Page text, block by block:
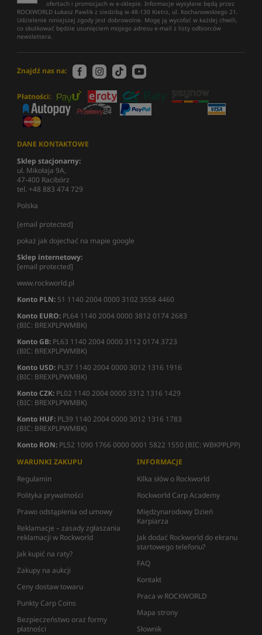
ofertach i promocjach w e-sklepie. Informacje wysyłane będą przez
ROCKWORLD Łukasz Pawlik z siedzibą w 48-130 Kietrz, ul. Kochanowskiego 21.
Udzielenie niniejszej zgody jest dobrowolne. Mogę ją wycofać w każdej chwili,
co skutkować będzie usunięciem mojego adresu e-mail z listy odbiorców
newslettera.
Znajdź nas na:
Płatności:
DANE KONTAKTOWE
Sklep stacjonarny:
ul. Mikołaja 9A,
47-400 Racibórz
tel. +48 883 474 729
Polska
[email protected]
pokaż jak dojechać na mapie google
Sklep internetowy:
[email protected]
www.rockworld.pl
Konto PLN: 51 1140 2004 0000 3102 3558 4460
Konto EURO: PL64 1140 2004 0000 3812 0174 2683
(BIC: BREXPLPWMBK)
Konto GB: PL63 1140 2004 0000 3112 0174 3723
(BIC: BREXPLPWMBK)
Konto USD: PL37 1140 2004 0000 3012 1316 1916
(BIC: BREXPLPWMBK)
Konto CZK: PL02 1140 2004 0000 3312 1316 1429
(BIC: BREXPLPWMBK)
Konto HUF: PL39 1140 2004 0000 3012 1316 1783
(BIC: BREXPLPWMBK)
Konto RON: PL52 1090 1766 0000 0001 5822 1550 (BIC: WBKPPLPP)
WARUNKI ZAKUPU
Regulamin
Polityka prywatności
Prawo odstąpienia od umowy
Reklamacje – zasady zgłaszania
reklamacji w Rockworld
Jak kupić na raty?
Zakupy na aukcji
Ceny dostaw towaru
Punkty Carp Coins
Bezpieczeństwo oraz formy
płatności
INFORMACJE
Kilka słów o Rockworld
Rockworld Carp Academy
Międzynarodowy Dzień
Karpiarza
Jak dodać Rockworld do ekranu
startowego telefonu?
FAQ
Kontakt
Praca w ROCKWORLD
Mapa strony
Słownik